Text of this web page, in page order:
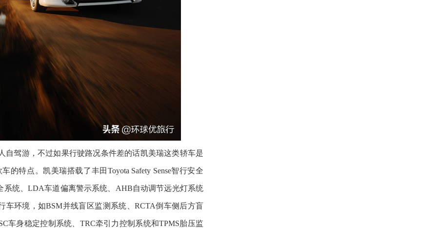
自驾游，不过如果行驶路况条件差的话凯美瑞这类轿车是
特点。凯美瑞搭载了丰田Toyota Safety Sense智行安全
系统、LDA车道偏离警示系统、AHB自动调节远光灯系统
车环境，如BSM并线盲区监测系统、RCTA倒车侧后方盲
车身稳定控制系统、TRC牵引力控制系统和TPMS胎压监